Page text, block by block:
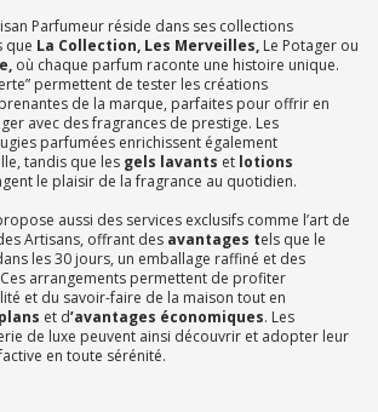
Parfumeur réside dans ses collections
que La Collection, Les Merveilles, Le Potager ou
où chaque parfum raconte une histoire unique.
permettent de tester les créations
de la marque, parfaites pour offrir en
avec des fragrances de prestige. Les
parfumées enrichissent également
tandis que les gels lavants et lotions
le plaisir de la fragrance au quotidien.
aussi des services exclusifs comme l’art de
Artisans, offrant des avantages tels que le
les 30 jours, un emballage raffiné et des
arrangements permettent de profiter
et du savoir-faire de la maison tout en
et d’avantages économiques. Les
de luxe peuvent ainsi découvrir et adopter leur
en toute sérénité.